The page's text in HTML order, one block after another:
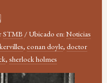
STMB / Ubicado en: Noticias
, conan doyle, doctor
, sherlock holmes